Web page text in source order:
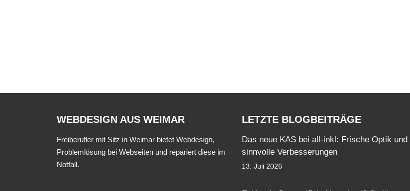
WEBDESIGN AUS WEIMAR
Freiberufler mit Sitz in Weimar bietet Webdesign,
Problemlösung bei Webseiten und repariert diese im
Notfall.
LETZTE BLOGBEITRÄGE
Das neue KAS bei all-inkl: Frische Optik und
sinnvolle Verbesserungen
13. Juli 2026